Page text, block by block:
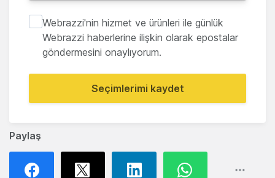
Paylaş
Webrazzi'nin hizmet ve ürünleri ile günlük
Webrazzi haberlerine ilişkin olarak epostalar
göndermesini onaylıyorum.
Seçimlerimi kaydet